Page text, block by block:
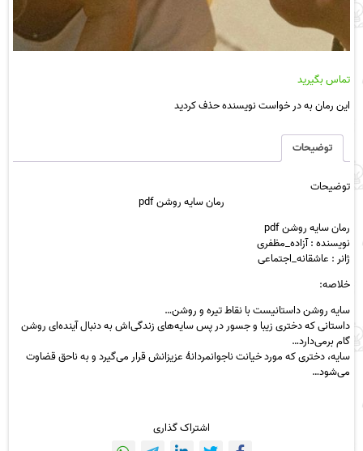
تماس بگیرید
این رمان به در خواست نویسنده حذف کردید
توضیحات
توضیحات
رمان سایه روشن pdf
رمان سایه روشن pdf
نویسنده : آزاده_مظفری
ژانر : عاشقانه_اجتماعی
خلاصه:
سایه روشن داستانیست با نقاط تیره و روشن…
داستانی که دختری زیبا و جسور در پس سایه‌های زندگی‌اش به دنبال آینده‌ای روشن
گام بر‌می‌دارد…
سایه، دختری که مورد خیانت ناجوانمردانهٔ عزیزانش قرار می‌گیرد و به نا‌حق قضاوت
می‌شود…
اشتراک گذاری